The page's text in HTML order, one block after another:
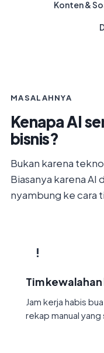
Konten &
MASALAHNYA
Kenapa AI
bisnis?
Bukan karena
Biasanya karena AI
nyambung ke cara
!
Tim
Jam kerja habis
rekap manual